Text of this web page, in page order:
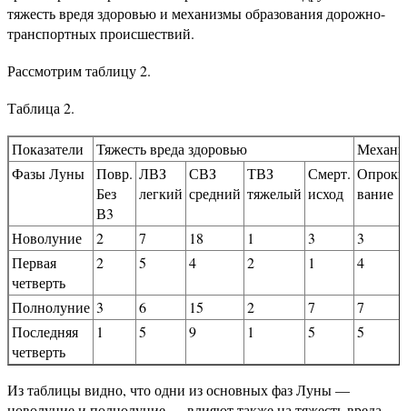
тяжесть вредя здоровью и механизмы образования дорожно-
транспортных происшествий.
Рассмотрим таблицу 2.
Таблица 2.
Показатели Тяжесть вреда здоровью
Фазы Луны
Повр.
Без
В3
ЛВЗ
легкий
СВЗ
средний
ТВЗ
тяжелый
Смерт.
исход
вание
Новолуние 2 7 18 1 3
3
Первая
четверть
2 5 4 2 1 4
Полнолуние 3 6 15 2 7
7
Последняя
четверть
1 5 9 1 5 5
Из таблицы видно, что одни из основных фаз Луны —